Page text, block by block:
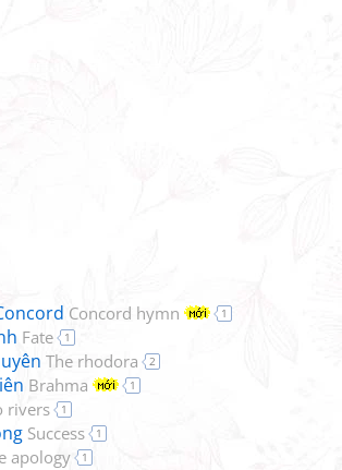
Concord hymn 1
Fate 1
The rhodora 2
Brahma 1
rivers 1
Success 1
apology 1